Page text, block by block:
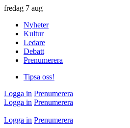
fredag 7 aug
Nyheter
Kultur
Ledare
Debatt
Prenumerera
Tipsa oss!
Logga in Prenumerera
Logga in Prenumerera
Logga in Prenumerera